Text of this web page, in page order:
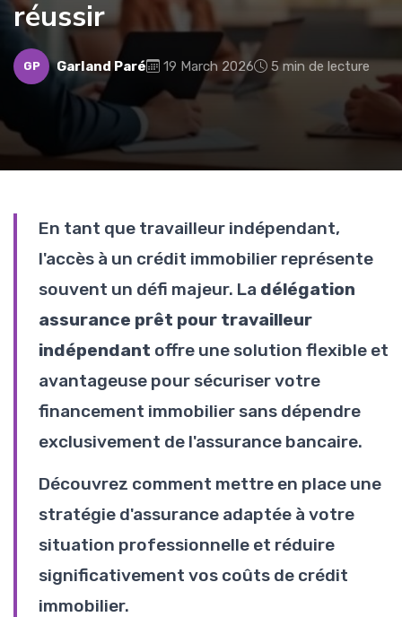
réussir
GP Garland Paré 19 March 2026 5 min de lecture
En tant que travailleur indépendant,
l'accès à un crédit immobilier représente
souvent un défi majeur. La délégation
assurance prêt pour travailleur
indépendant offre une solution flexible et
avantageuse pour sécuriser votre
financement immobilier sans dépendre
exclusivement de l'assurance bancaire.
Découvrez comment mettre en place une
stratégie d'assurance adaptée à votre
situation professionnelle et réduire
significativement vos coûts de crédit
immobilier.